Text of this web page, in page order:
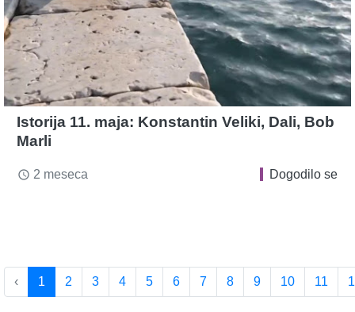
Istorija 11. maja: Konstantin Veliki, Dali, Bob
Marli
access_time 2 meseca Dogodilo se
‹ 1 2 3 4 5 6 7 8 9 10 11